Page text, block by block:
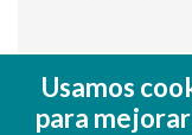
Usamos
para